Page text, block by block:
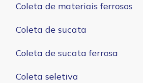
Coleta de materiais ferrosos
Coleta de sucata
Coleta de sucata ferrosa
Coleta seletiva